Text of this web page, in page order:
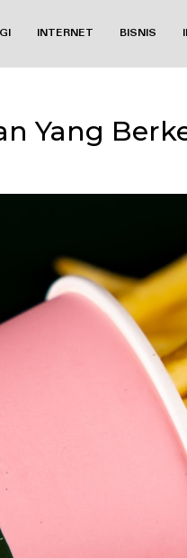
INTERNET BISNIS
Yang